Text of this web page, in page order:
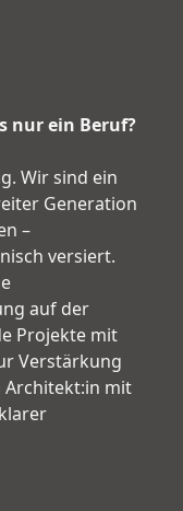
nur ein Beruf?
Wir sind ein
Generation
–
versiert.
auf der
Projekte mit
Verstärkung
Architekt:in mit